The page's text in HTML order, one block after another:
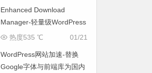
Enhanced Download
Manager-轻量级WordPress
下载管理插件
01/21
热度535 ℃
WordPress网站加速-替换
Google字体与前端库为国内